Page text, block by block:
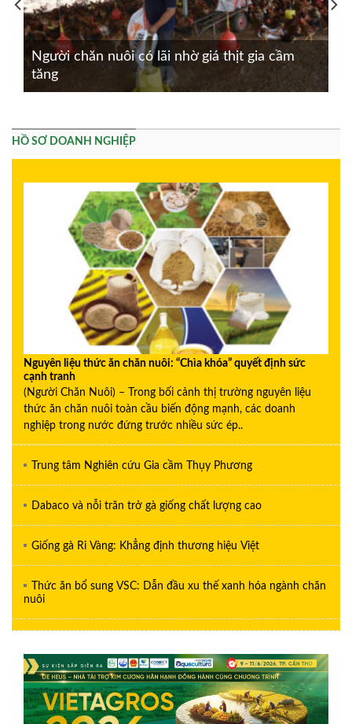
Người chăn nuôi có lãi nhờ giá thịt gia cầm
tăng
HỒ SƠ DOANH NGHIỆP
Nguyên liệu thức ăn chăn nuôi: “Chìa khóa” quyết định sức
cạnh tranh
(Người Chăn Nuôi) – Trong bối cảnh thị trường nguyên liệu
thức ăn chăn nuôi toàn cầu biến động mạnh, các doanh
nghiệp trong nước đứng trước nhiều sức ép..
Trung tâm Nghiên cứu Gia cầm Thụy Phương
Dabaco và nỗi trăn trở gà giống chất lượng cao
Giống gà Ri Vàng: Khẳng định thương hiệu Việt
Thức ăn bổ sung VSC: Dẫn đầu xu thế xanh hóa ngành chăn
nuôi